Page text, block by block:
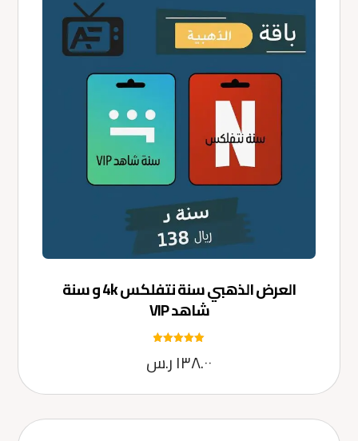
العرض الذهبي سنة نتفلكس 4k و سنة
شاهد VIP
5.00
من 5 ١٣٨.٠٠ر.س